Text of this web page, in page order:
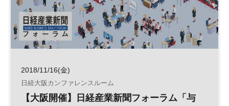
2018/11/16(金)
日経大阪カンファレンスルーム
【大阪開催】日経産業新聞フォーラム「与